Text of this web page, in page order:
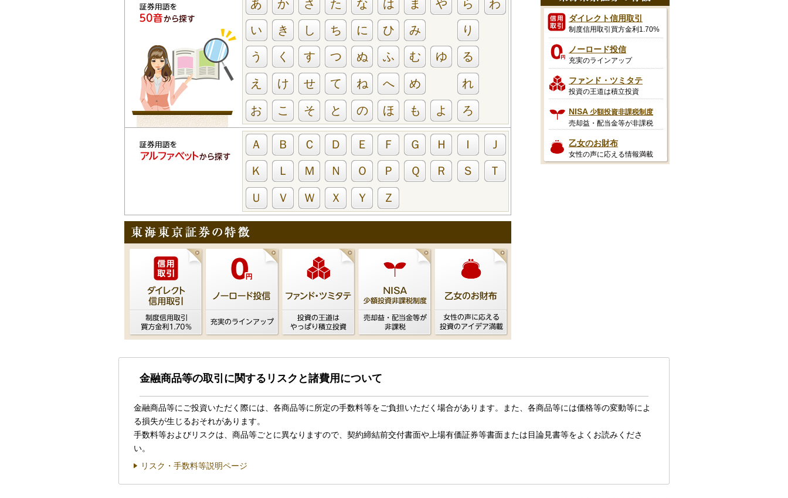
あ か さ た な は ま や ら わ
い き し ち に ひ み り
う く す つ ぬ ふ む ゆ る
え け せ て ね へ め れ
お こ そ と の ほ も よ ろ
Ａ Ｂ Ｃ Ｄ Ｅ Ｆ Ｇ Ｈ Ｉ Ｊ
Ｋ Ｌ Ｍ Ｎ Ｏ Ｐ Ｑ Ｒ Ｓ Ｔ
Ｕ Ｖ Ｗ Ｘ Ｙ Ｚ
ダイレクト信用取引
制度信用取引買方金利1.70%
ノーロード投信
充実のラインアップ
ファンド・ツミタテ
投資の王道は積立投資
NISA 少額投資非課税制度
売却益・配当金等が非課税
乙女のお財布
女性の声に応える情報満載
金融商品等の取引に関するリスクと諸費用について
金融商品等にご投資いただく際には、各商品等に所定の手数料等をご負担いただく場合があります。また、各商品等には価格等の変動等によ
る損失が生じるおそれがあります。
手数料等およびリスクは、商品等ごとに異なりますので、契約締結前交付書面や上場有価証券等書面または目論見書等をよくお読みくださ
い。
リスク・手数料等説明ページ